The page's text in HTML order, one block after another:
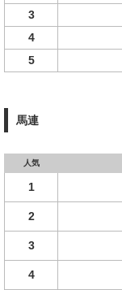
3
4
5
馬連
人気
1
2
3
4